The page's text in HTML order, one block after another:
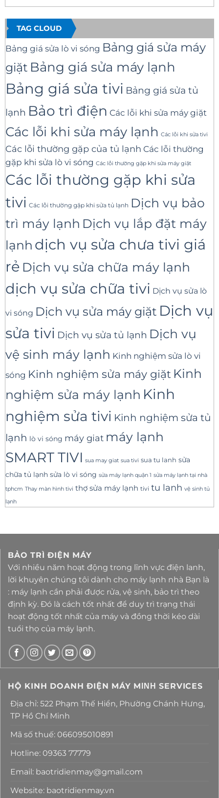
TAG CLOUD
Bảng giá sửa lò vi sóng Bảng giá sửa máy
giặt Bảng giá sửa máy lạnh
Bảng giá sửa tivi Bảng giá sửa tủ
lạnh Bảo trì điện Các lỗi khi sửa máy giặt
Các lỗi khi sửa máy lạnh Các lỗi khi sửa tivi
Các lỗi thường gặp của tủ lạnh Các lỗi thường
gặp khi sửa lò vi sóng Các lỗi thường gặp khi sửa máy giặt
Các lỗi thường gặp khi sửa
tivi Các lỗi thường gặp khi sửa tủ lạnh Dịch vụ bảo
trì máy lạnh Dịch vụ lắp đặt máy
lạnh dịch vụ sửa chưa tivi giá
rẻ Dịch vụ sửa chữa máy lạnh
dịch vụ sửa chữa tivi Dịch vụ sửa lò
vi sóng Dịch vụ sửa máy giặt Dịch vụ
sửa tivi Dịch vụ sửa tủ lạnh Dịch vụ
vệ sinh máy lạnh Kinh nghiệm sửa lò vi
sóng Kinh nghiệm sửa máy giặt Kinh
nghiệm sửa máy lạnh Kinh
nghiệm sửa tivi Kinh nghiệm sửa tủ
lạnh lò vi sóng máy giat máy lạnh
SMART TIVI sua may giat sua tivi sua tu lanh sửa
chữa tủ lạnh sửa lò vi sóng sửa máy lạnh quận 1 sửa máy lạnh tại nhà
tphcm Thay màn hình tivi thợ sửa máy lạnh tivi tu lanh vệ sinh tủ
lạnh
BẢO TRÌ ĐIỆN MÁY
Với nhiều năm hoạt động trong lĩnh vực điện lanh,
lời khuyên chúng tôi dành cho máy lạnh nhà Bạn là
: máy lạnh cần phải được rửa, vệ sinh, bảo trì theo
định kỳ. Đó là cách tốt nhất để duy trì trạng thái
hoạt động tốt nhất của máy và đồng thời kéo dài
tuổi thọ của máy lạnh.
HỘ KINH DOANH ĐIỆN MÁY MΙΝΗ SERVICES
Địa chỉ: 522 Phạm Thế Hiển, Phường Chánh Hưng,
TP Hồ Chí Minh
Mã số thuế: 066095010891
Hotline: 09363 77779
Email: baotridienmay@gmail.com
Website: baotridienmay.vn